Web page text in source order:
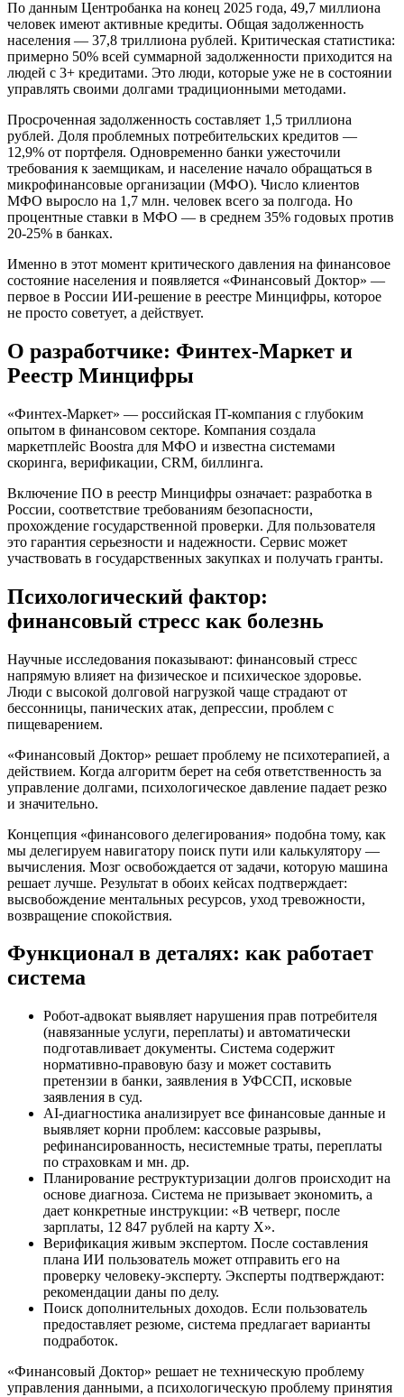
По данным Центробанка на конец 2025 года, 49,7 миллиона
человек имеют активные кредиты. Общая задолженность
населения — 37,8 триллиона рублей. Критическая статистика:
примерно 50% всей суммарной задолженности приходится на
людей с 3+ кредитами. Это люди, которые уже не в состоянии
управлять своими долгами традиционными методами.
Просроченная задолженность составляет 1,5 триллиона
рублей. Доля проблемных потребительских кредитов —
12,9% от портфеля. Одновременно банки ужесточили
требования к заемщикам, и население начало обращаться в
микрофинансовые организации (МФО). Число клиентов
МФО выросло на 1,7 млн. человек всего за полгода. Но
процентные ставки в МФО — в среднем 35% годовых против
20-25% в банках.
Именно в этот момент критического давления на финансовое
состояние населения и появляется «Финансовый Доктор» —
первое в России ИИ-решение в реестре Минцифры, которое
не просто советует, а действует.
О разработчике: Финтех-Маркет и
Реестр Минцифры
«Финтех-Маркет» — российская IT-компания с глубоким
опытом в финансовом секторе. Компания создала
маркетплейс Boostra для МФО и известна системами
скоринга, верификации, CRM, биллинга.
Включение ПО в реестр Минцифры означает: разработка в
России, соответствие требованиям безопасности,
прохождение государственной проверки. Для пользователя
это гарантия серьезности и надежности. Сервис может
участвовать в государственных закупках и получать гранты.
Психологический фактор:
финансовый стресс как болезнь
Научные исследования показывают: финансовый стресс
напрямую влияет на физическое и психическое здоровье.
Люди с высокой долговой нагрузкой чаще страдают от
бессонницы, панических атак, депрессии, проблем с
пищеварением.
«Финансовый Доктор» решает проблему не психотерапией, а
действием. Когда алгоритм берет на себя ответственность за
управление долгами, психологическое давление падает резко
и значительно.
Концепция «финансового делегирования» подобна тому, как
мы делегируем навигатору поиск пути или калькулятору —
вычисления. Мозг освобождается от задачи, которую машина
решает лучше. Результат в обоих кейсах подтверждает:
высвобождение ментальных ресурсов, уход тревожности,
возвращение спокойствия.
Функционал в деталях: как работает
система
Робот-адвокат выявляет нарушения прав потребителя
(навязанные услуги, переплаты) и автоматически
подготавливает документы. Система содержит
нормативно-правовую базу и может составить
претензии в банки, заявления в УФССП, исковые
заявления в суд.
AI-диагностика анализирует все финансовые данные и
выявляет корни проблем: кассовые разрывы,
рефинансированность, несистемные траты, переплаты
по страховкам и мн. др.
Планирование реструктуризации долгов происходит на
основе диагноза. Система не призывает экономить, а
дает конкретные инструкции: «В четверг, после
зарплаты, 12 847 рублей на карту X».
Верификация живым экспертом. После составления
плана ИИ пользователь может отправить его на
проверку человеку-эксперту. Эксперты подтверждают:
рекомендации даны по делу.
Поиск дополнительных доходов. Если пользователь
предоставляет резюме, система предлагает варианты
подработок.
«Финансовый Доктор» решает не техническую проблему
управления данными, а психологическую проблему принятия